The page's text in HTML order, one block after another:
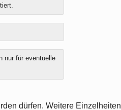
nur für eventuelle
dürfen. Weitere Einzelheiten